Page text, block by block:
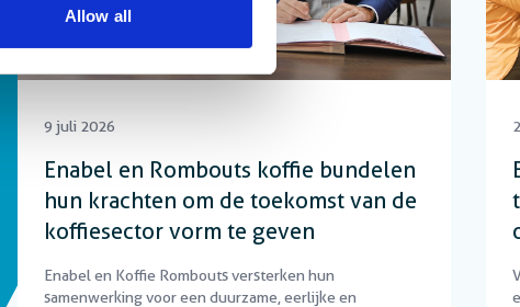
Allow all
9 juli 2026
Enabel en Rombouts koffie bundelen
hun krachten om de toekomst van de
koffiesector vorm te geven
Enabel en Koffie Rombouts versterken hun
samenwerking voor een duurzame, eerlijke en